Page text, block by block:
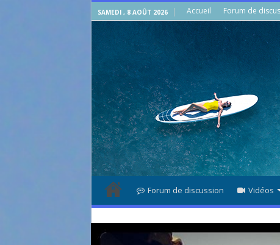
SAMEDI , 8 AOÛT 2026 Accueil Forum de
Forum de discussion Vidéos